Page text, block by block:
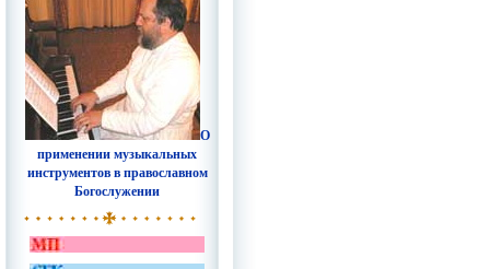
О
применении музыкальных
инструментов в православном
Богослужении